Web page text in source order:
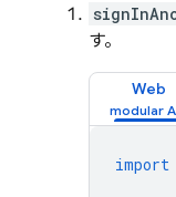
す。
Web
import